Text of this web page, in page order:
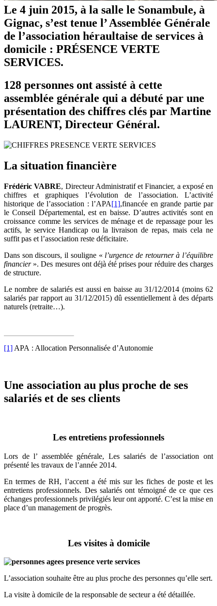
Le 4 juin 2015, à la salle le Sonambule, à
Gignac, s’est tenue l’ Assemblée Générale
de l’association héraultaise de services à
domicile : PRÉSENCE VERTE
SERVICES.
128 personnes ont assisté à cette
assemblée générale qui a débuté par une
présentation des chiffres clés par Martine
LAURENT, Directeur Général.
La situation financière
Frédéric VABRE, Directeur Administratif et Financier, a exposé en
chiffres et graphiques l’évolution de l’association. L’activité
historique de l’association : l’APA[1],financée en grande partie par
le Conseil Départemental, est en baisse. D’autres activités sont en
croissance comme les services de ménage et de repassage pour les
actifs, le service Handicap ou la livraison de repas, mais cela ne
suffit pas et l’association reste déficitaire.
Dans son discours, il souligne « l’urgence de retourner à l’équilibre
financier». Des mesures ont déjà été prises pour réduire des charges
de structure.
Le nombre de salariés est aussi en baisse au 31/12/2014 (moins 62
salariés par rapport au 31/12/2015) dû essentiellement à des départs
naturels (retraite…).
[1] APA : Allocation Personnalisée d’Autonomie
Une association au plus proche de ses
salariés et de ses clients
Les entretiens professionnels
Lors de l’ assemblée générale, Les salariés de l’association ont
présenté les travaux de l’année 2014.
En termes de RH, l’accent a été mis sur les fiches de poste et les
entretiens professionnels. Des salariés ont témoigné de ce que ces
échanges professionnels privilégiés leur ont apporté. C’est la mise en
place d’un management de progrès.
Les visites à domicile
L’association souhaite être au plus proche des personnes qu’elle sert.
La visite à domicile de la responsable de secteur a été détaillée.